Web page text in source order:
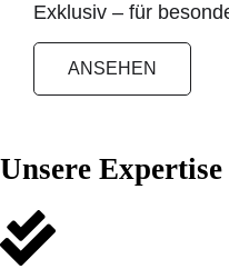
Exklusiv – für
ANSEHEN
Unsere